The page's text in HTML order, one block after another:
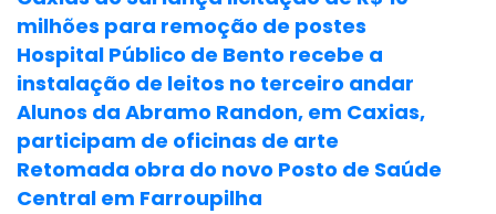
milhões para remoção de postes
Hospital Público de Bento recebe a
instalação de leitos no terceiro andar
Alunos da Abramo Randon, em Caxias,
participam de oficinas de arte
Retomada obra do novo Posto de Saúde
Central em Farroupilha